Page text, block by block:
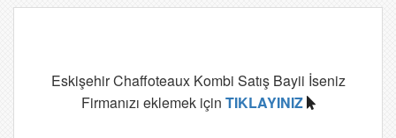
Eskişehir Chaffoteaux Kombi Satış Bayii İseniz
Firmanızı eklemek için TIKLAYINIZ